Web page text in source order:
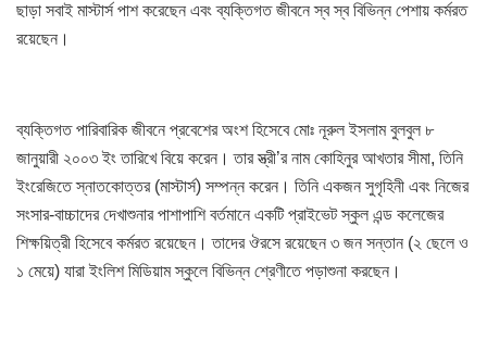
ছাড়া সবাই মাস্টার্স পাশ করেছেন এবং ব্যক্তিগত জীবনে স্ব স্ব বিভিন্ন পেশায় কর্মরত
রয়েছেন।
ব্যক্তিগত পারিবারিক জীবনে প্রবেশের অংশ হিসেবে মোঃ নূরুল ইসলাম বুলবুল ৮
জানুয়ারী ২০০৩ ইং তারিখে বিয়ে করেন। তার স্ত্রী’র নাম কোহিনুর আখতার সীমা, তিনি
ইংরেজিতে স্নাতকোত্তর (মাস্টার্স) সম্পন্ন করেন। তিনি একজন সুগৃহিনী এবং নিজের
সংসার-বাচ্চাদের দেখাশুনার পাশাপাশি বর্তমানে একটি প্রাইভেট স্কুল এন্ড কলেজের
শিক্ষয়িত্রী হিসেবে কর্মরত রয়েছেন। তাদের ঔরসে রয়েছেন ৩ জন সন্তান (২ ছেলে ও
১ মেয়ে) যারা ইংলিশ মিডিয়াম স্কুলে বিভিন্ন শ্রেণীতে পড়াশুনা করছেন।